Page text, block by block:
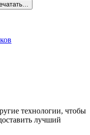
технологии, чтобы
лучший